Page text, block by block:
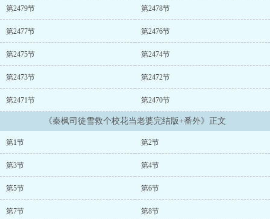
第2479节 第2478节
第2477节 第2476节
第2475节 第2474节
第2473节 第2472节
第2471节 第2470节
《秦枫司徒雪救个校花当老婆完结版+番外》正文
第1节 第2节
第3节 第4节
第5节 第6节
第7节 第8节